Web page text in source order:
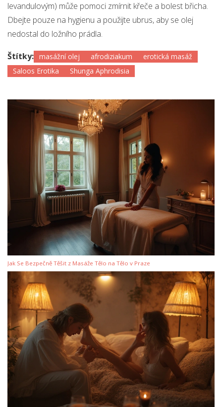
levandulovým) může pomoci zmírnit křeče a bolest břicha.
Dbejte pouze na hygienu a použijte ubrus, aby se olej
nedostal do ložního prádla.
Štítky: masážní olej afrodiziakum
erotická masáž
Saloos Erotika
Shunga Aphrodisia
Jak Se Bezpečně Těšit z Masáže Tělo na Tělo v Praze